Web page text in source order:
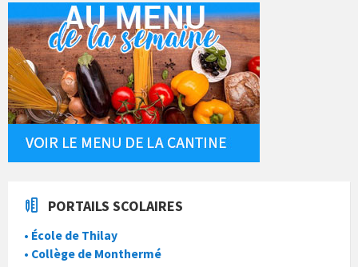
PORTAILS SCOLAIRES
• École de Thilay
• Collège de Monthermé